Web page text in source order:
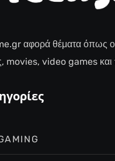
αφορά θέματα όπως οι
movies, video games